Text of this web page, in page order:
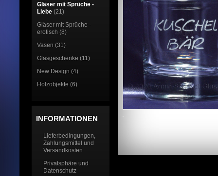
Gläser mit Sprüche -
Liebe (21)
Gläser mit Sprüche -
erotisch (8)
Vasen (31)
Glasgeschenke (11)
New Design (4)
Holzobjekte (6)
INFORMATIONEN
Lieferbedingungen,
Zahlungsmittel und
Versandkosten
Privatsphäre und
Datenschutz